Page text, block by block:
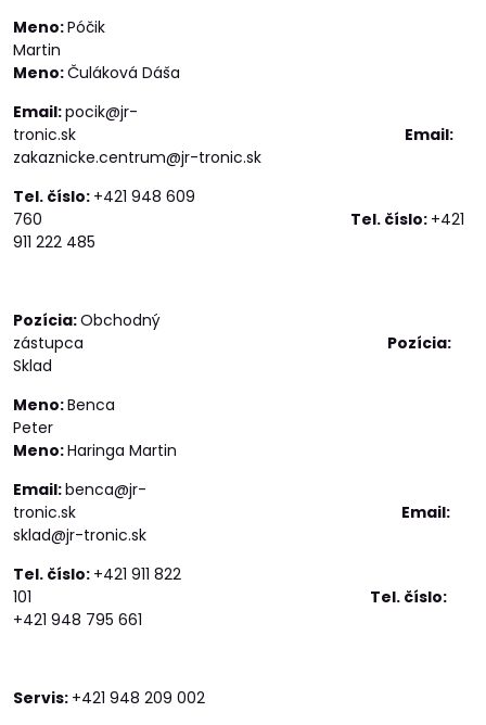
Meno:Póčik
Martin
Meno:Čuláková Dáša
Email:pocik@jr-
tronic.sk
Email:
zakaznicke.centrum@jr-tronic.sk
Tel. číslo: +421 948 609
760 Tel. číslo: +421
911 222 485
Pozícia:Obchodný
zástupca Pozícia:
Sklad
Meno:Benca
Peter
Meno:Haringa Martin
Email:benca@jr-
tronic.sk Email:
sklad@jr-tronic.sk
Tel. číslo: +421 911 822
101 Tel. číslo:
+421 948 795 661
Servis: +421 948 209 002